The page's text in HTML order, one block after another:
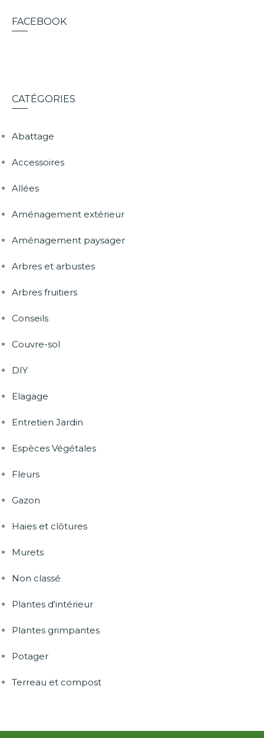
FACEBOOK
CATÉGORIES
Abattage
Accessoires
Allées
Aménagement extérieur
Aménagement paysager
Arbres et arbustes
Arbres fruitiers
Conseils
Couvre-sol
DIY
Elagage
Entretien Jardin
Espèces Végétales
Fleurs
Gazon
Haies et clôtures
Murets
Non classé
Plantes d'intérieur
Plantes grimpantes
Potager
Terreau et compost